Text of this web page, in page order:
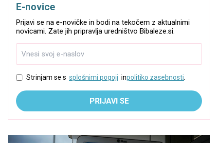
E-novice
Prijavi se na e-novičke in bodi na tekočem z aktualnimi
novicami. Zate jih pripravlja uredništvo Bibaleze.si.
Strinjam se s splošnimi pogoji inpolitiko zasebnosti
PRIJAVI SE